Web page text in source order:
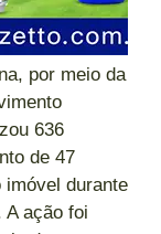
por meio da
636
de 47
durante
ação foi